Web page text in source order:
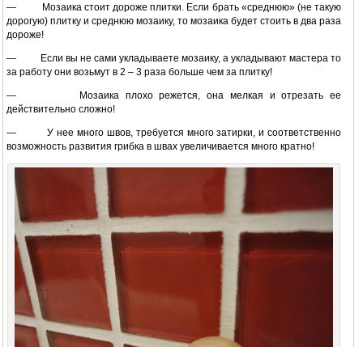
— Мозаика стоит дороже плитки. Если брать «среднюю» (не такую
дорогую) плитку и среднюю мозаику, то мозаика будет стоить в два раза
дороже!
— Если вы не сами укладываете мозаику, а укладывают мастера то
за работу они возьмут в 2 – 3 раза больше чем за плитку!
— Мозаика плохо режется, она мелкая и отрезать ее
действительно сложно!
— У нее много швов, требуется много затирки, и соответственно
возможность развития грибка в швах увеличивается много кратно!